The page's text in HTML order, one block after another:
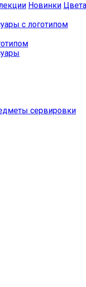
Новинки Цвета
с логотипом
сервировки